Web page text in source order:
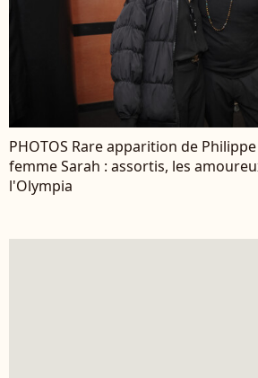
PHOTOS Rare apparition de
femme Sarah : assortis, les
l'Olympia